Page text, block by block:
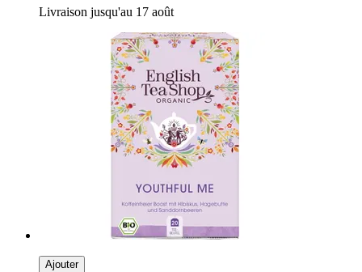
Livraison jusqu'au 17 août
Ajouter